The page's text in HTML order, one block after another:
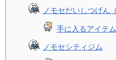
ノモセだいしつげん
手に入るアイテム
ノモセシティジム